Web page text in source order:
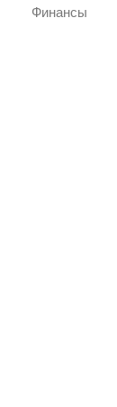
Финансы